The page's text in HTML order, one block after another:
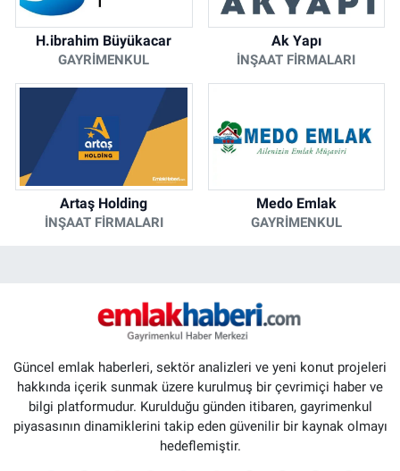
H.ibrahim Büyükacar
GAYRIMENKUL
Ak Yapı
İNŞAAT FIRMALARI
Artaş Holding
İNŞAAT FIRMALARI
Medo Emlak
GAYRIMENKUL
Güncel emlak haberleri, sektör analizleri ve yeni konut projeleri
hakkında içerik sunmak üzere kurulmuş bir çevrimiçi haber ve
bilgi platformudur. Kurulduğu günden itibaren, gayrimenkul
piyasasının dinamiklerini takip eden güvenilir bir kaynak olmayı
hedeflemiştir.